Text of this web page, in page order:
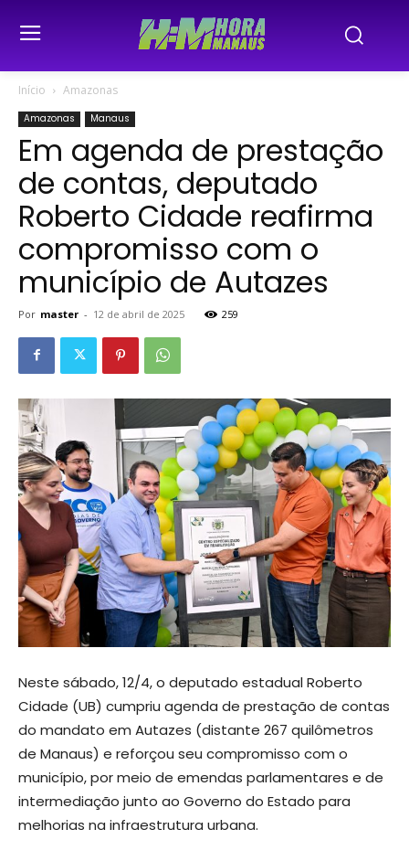
Início Amazonas
Amazonas Manaus
Em agenda de prestação
de contas, deputado
Roberto Cidade reafirma
compromisso com o
município de Autazes
Por master - 12 de abril de 2025 259
Neste sábado, 12/4, o deputado estadual Roberto
Cidade (UB) cumpriu agenda de prestação de contas
do mandato em Autazes (distante 267 quilômetros
de Manaus) e reforçou seu compromisso com o
município, por meio de emendas parlamentares e de
intermediação junto ao Governo do Estado para
melhorias na infraestrutura urbana.